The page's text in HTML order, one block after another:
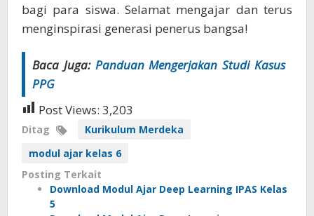
bagi para siswa. Selamat mengajar dan terus
menginspirasi generasi penerus bangsa!
Baca Juga: Panduan Mengerjakan Studi Kasus
PPG
Post Views: 3,203
Ditag
Kurikulum Merdeka
modul ajar kelas 6
Posting Terkait
Download Modul Ajar Deep Learning IPAS Kelas
5